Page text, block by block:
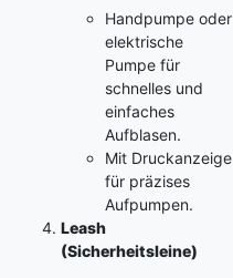
Handpumpe oder
elektrische
Pumpe für
schnelles und
einfaches
Aufblasen.
Mit Druckanzeige
für präzises
Aufpumpen.
Leash
(Sicherheitsleine)